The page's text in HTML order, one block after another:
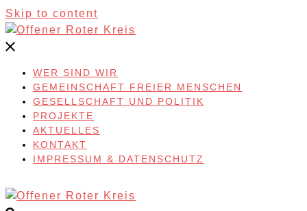
Skip to content
WER SIND WIR
GEMEINSCHAFT FREIER MENSCHEN
GESELLSCHAFT UND POLITIK
PROJEKTE
AKTUELLES
KONTAKT
IMPRESSUM & DATENSCHUTZ